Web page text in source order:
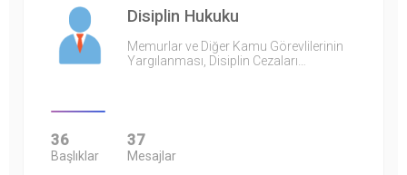
Disiplin Hukuku
Memurlar ve Diğer Kamu Görevlilerinin
Yargılanması, Disiplin Cezaları…
36
Başlıklar
37
Mesajlar